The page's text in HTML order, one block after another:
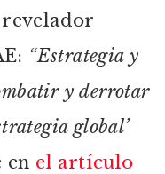
“Estrategia y
y derrotar
global’
en el artículo